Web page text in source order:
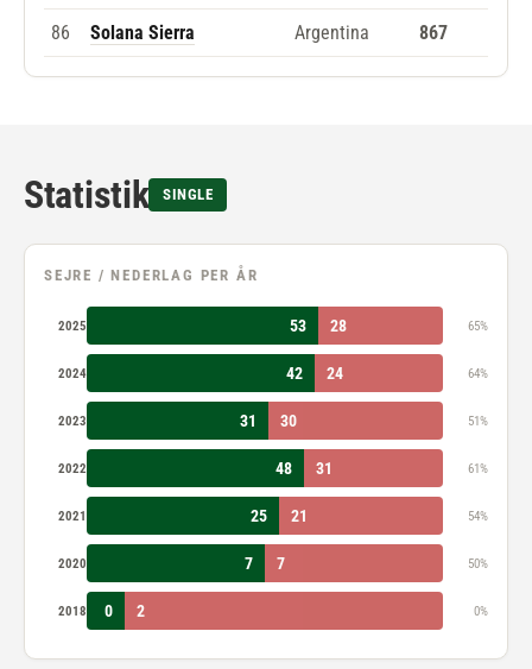
86 Solana Sierra Argentina 867
Statistik SINGLE
SEJRE / NEDERLAG PER ÅR
2025 53 28 65%
2024 42 24 64%
2023 31 30 51%
2022 48 31 61%
2021 25 21 54%
2020 7 7 50%
2018 0 2 0%